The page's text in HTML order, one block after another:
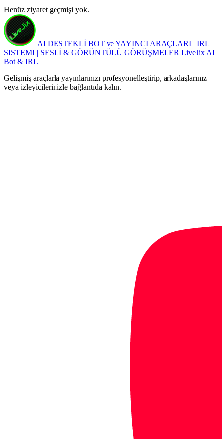
Henüz ziyaret geçmişi yok.
AI DESTEKLİ BOT ve YAYINCI ARAÇLARI | IRL
SISTEMI | SESLİ & GÖRÜNTÜLÜ GÖRÜŞMELER LiveJix AI
Bot & IRL
Gelişmiş araçlarla yayınlarınızı profesyonelleştirip, arkadaşlarınız
veya izleyicilerinizle bağlantıda kalın.